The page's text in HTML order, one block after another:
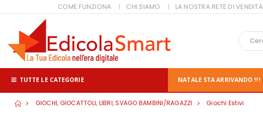
COME FUNZIONA CHI SIAMO LA NOSTRA RETE DI VENDITA
TUTTE LE CATEGORIE NATALE STA ARRIVANDO !!!
GIOCHI, GIOCATTOLI, LIBRI, SVAGO BAMBINI/RAGAZZI Giochi Estivi